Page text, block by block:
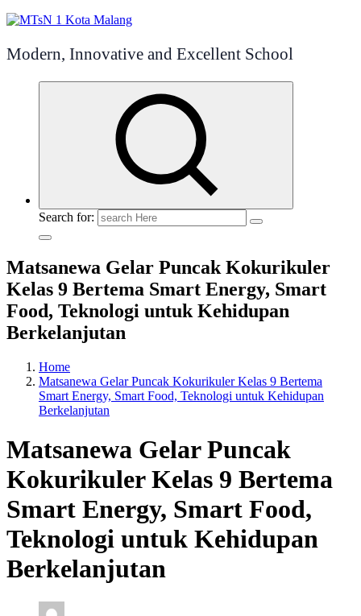
Modern, Innovative and Excellent School
Search for:
Matsanewa Gelar Puncak Kokurikuler
Kelas 9 Bertema Smart Energy, Smart
Food, Teknologi untuk Kehidupan
Berkelanjutan
Home
Matsanewa Gelar Puncak Kokurikuler Kelas 9 Bertema
Smart Energy, Smart Food, Teknologi untuk Kehidupan
Berkelanjutan
Matsanewa Gelar Puncak
Kokurikuler Kelas 9 Bertema
Smart Energy, Smart Food,
Teknologi untuk Kehidupan
Berkelanjutan